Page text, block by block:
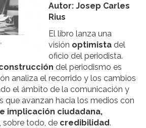
Autor: Josep Carles
Rius
El libro lanza una
visión optimista del
oficio del periodista.
del periodismo es
analiza el recorrido y los cambios
el ámbito de la comunicación y
que avanzan hacia los medios con
e implicación ciudadana,
sobre todo, de credibilidad.